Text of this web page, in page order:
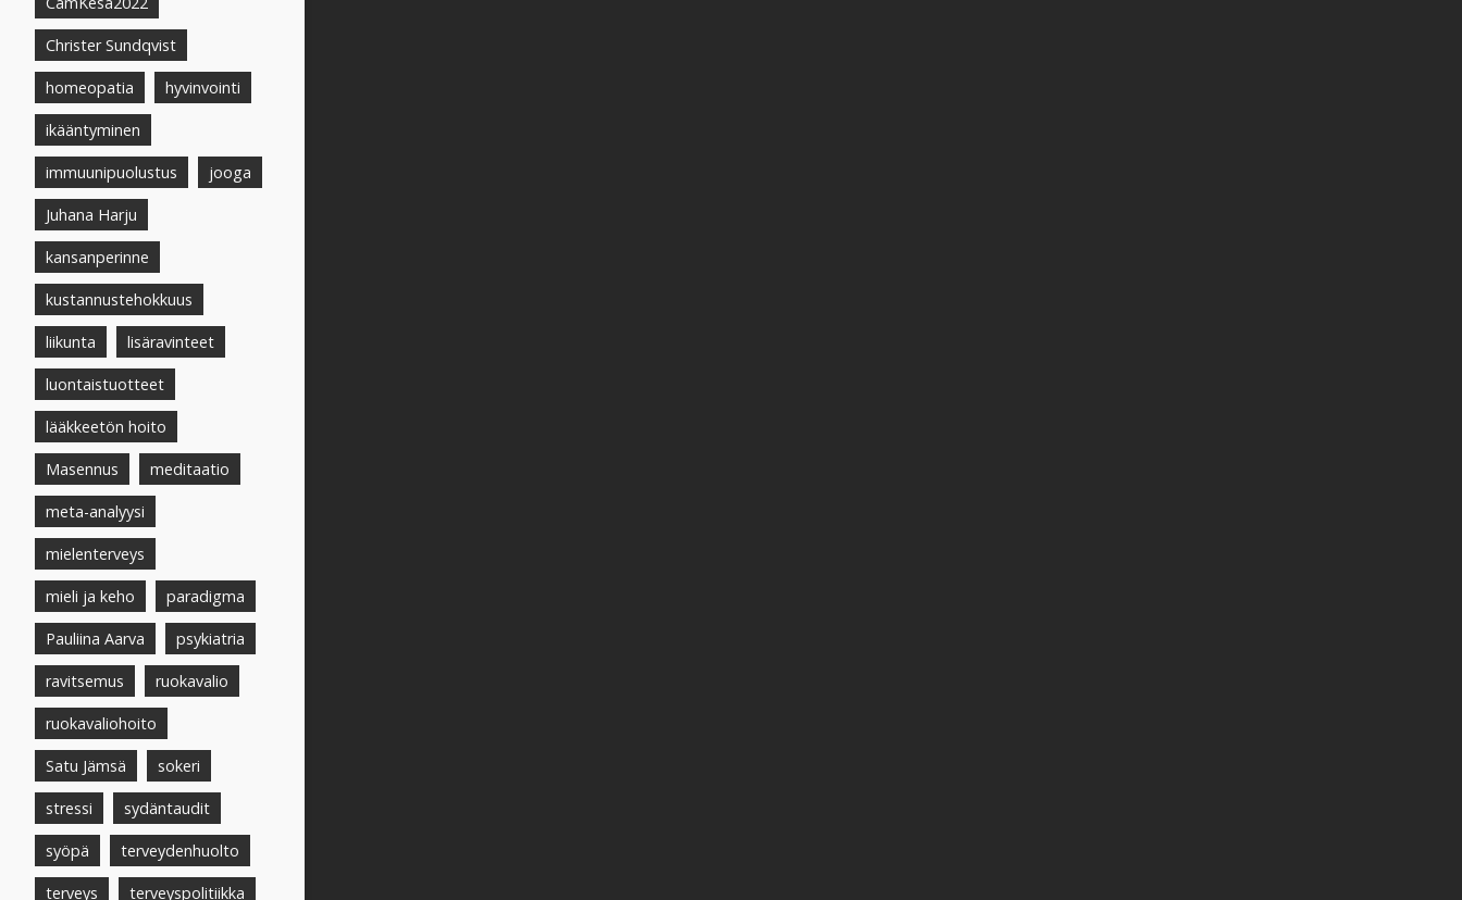
Christer Sundqvist
homeopatia hyvinvointi
ikääntyminen
immuunipuolustus jooga
Juhana Harju
kansanperinne
kustannustehokkuus
liikunta lisäravinteet
luontaistuotteet
lääkkeetön hoito
Masennus meditaatio
meta-analyysi
mielenterveys
mieli ja keho paradigma
Pauliina Aarva psykiatria
ravitsemus ruokavalio
ruokavaliohoito
Satu Jämsä sokeri
stressi sydäntaudit
syöpä terveydenhuolto
terveys terveyspolitiikka